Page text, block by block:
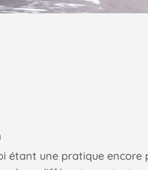
étant une pratique encore